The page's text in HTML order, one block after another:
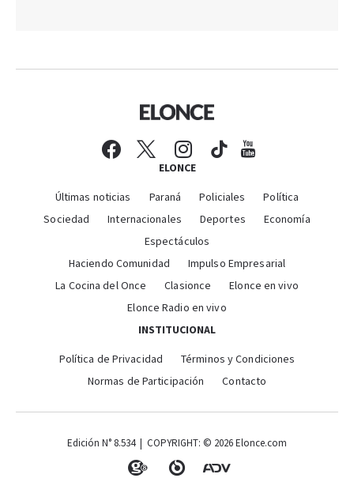
ELONCE
Últimas noticias Paraná Policiales
Política
Sociedad
Internacionales Deportes
Economía
Espectáculos
Haciendo Comunidad
Impulso Empresarial
La Cocina del Once
Clasionce
Elonce en vivo
Elonce Radio en vivo
INSTITUCIONAL
Política de Privacidad
Términos y Condiciones
Normas de Participación
Contacto
Edición N° 8.534 | COPYRIGHT: © 2026 Elonce.com